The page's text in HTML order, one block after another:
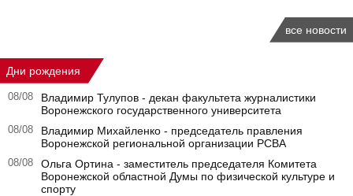
все новости
Дни рождения
08/08
Владимир Тулупов - декан факультета журналистики
Воронежского государственного университета
08/08
Владимир Михайленко - председатель правления
Воронежской региональной организации РСВА
08/08
Ольга Ортина - заместитель председателя Комитета
Воронежской областной Думы по физической культуре и
спорту